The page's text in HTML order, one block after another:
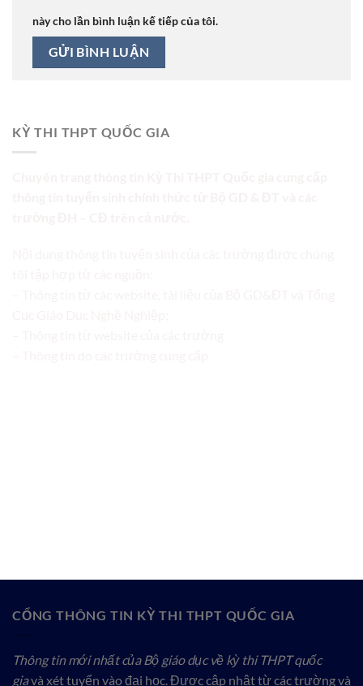
này cho lần bình luận kế tiếp của tôi.
KỲ THI THPT QUỐC GIA
CỔNG THÔNG TIN KỲ THI THPT QUỐC GIA
Thông tin mới nhất của Bộ giáo dục về kỳ thi THPT quốc
giavà xét tuyển vào đại học. Được cập nhật từ các trường và